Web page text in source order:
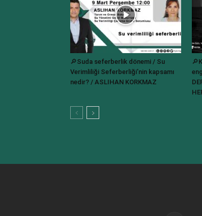
🔎Suda seferberlik dönemi / Su
Verimliliği Seferberliği’nin kapsamı
nedir? / ASLIHAN KORKMAZ